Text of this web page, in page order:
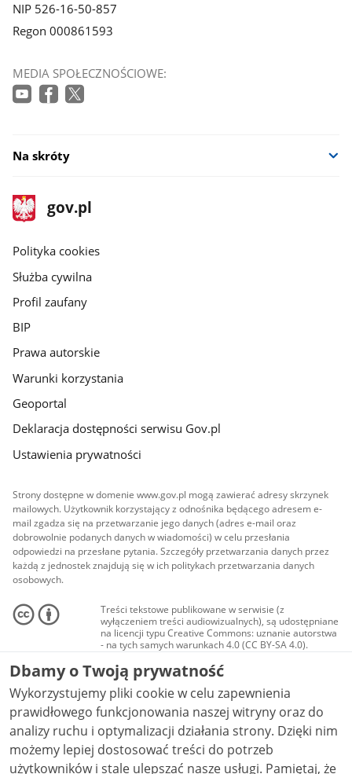
NIP 526-16-50-857
Regon 000861593
MEDIA SPOŁECZNOŚCIOWE:
Na skróty
stopka
gov.pl
Strona
gov.pl
gov.pl
Polityka cookies
Służba cywilna
Profil zaufany
BIP
Prawa autorskie
Warunki korzystania
Geoportal
Deklaracja dostępności serwisu Gov.pl
Ustawienia prywatności
Strony dostępne w domenie www.gov.pl mogą zawierać adresy skrzynek
mailowych. Użytkownik korzystający z odnośnika będącego adresem e-
mail zgadza się na przetwarzanie jego danych (adres e-mail oraz
dobrowolnie podanych danych w wiadomości) w celu przesłania
odpowiedzi na przesłane pytania. Szczegóły przetwarzania danych przez
każdą z jednostek znajdują się w ich politykach przetwarzania danych
osobowych.
Treści tekstowe publikowane w serwisie (z
wyłączeniem treści audiowizualnych), są udostępniane
na licencji typu Creative Commons: uznanie autorstwa
- na tych samych warunkach 4.0 (CC BY-SA 4.0).
Materiały audiowizualne, w tym zdjęcia, materiały
audio i wideo, są udostępniane na licencji typu
Creative Commons: uznanie autorstwa użycie
niekomercyjne - bez utworów zależnych 4.0 (CC BY-
NC-ND 4.0), o ile nie jest to stwierdzone inaczej.
Dbamy o Twoją prywatność
Wykorzystujemy pliki cookie w celu zapewnienia
prawidłowego funkcjonowania naszej witryny oraz do
analizy ruchu i optymalizacji działania strony. Dzięki nim
możemy lepiej dostosować treści do potrzeb
użytkowników i stale ulepszać nasze usługi. Pamiętaj, że